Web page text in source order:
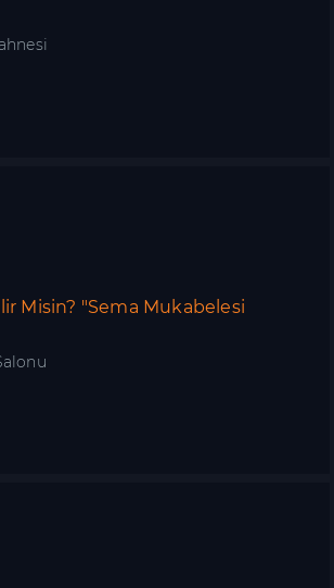
Misin? "Sema Mukabelesi